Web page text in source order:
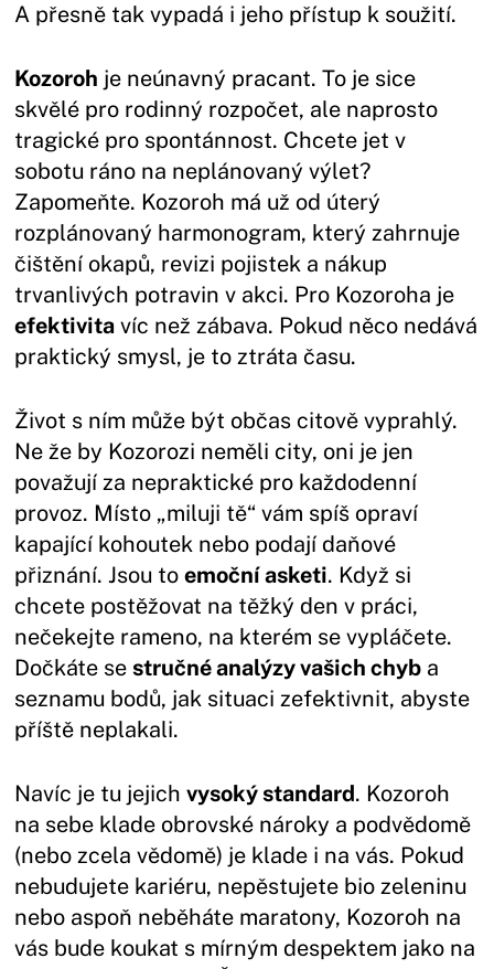
A přesně tak vypadá i jeho přístup k soužití.
Kozoroh je neúnavný pracant. To je sice
skvělé pro rodinný rozpočet, ale naprosto
tragické pro spontánnost. Chcete jet v
sobotu ráno na neplánovaný výlet?
Zapomeňte. Kozoroh má už od úterý
rozplánovaný harmonogram, který zahrnuje
čištění okapů, revizi pojistek a nákup
trvanlivých potravin v akci. Pro Kozoroha je
efektivita víc než zábava. Pokud něco nedává
praktický smysl, je to ztráta času.
Život s ním může být občas citově vyprahlý.
Ne že by Kozorozi neměli city, oni je jen
považují za nepraktické pro každodenní
provoz. Místo „miluji tě“ vám spíš opraví
kapající kohoutek nebo podají daňové
přiznání. Jsou toemoční asketi. Když si
chcete postěžovat na těžký den v práci,
nečekejte rameno, na kterém se vypláčete.
Dočkáte sestručné analýzy vašich chyb a
seznamu bodů, jak situaci zefektivnit, abyste
příště neplakali.
Navíc je tu jejichvysoký standard. Kozoroh
na sebe klade obrovské nároky a podvědomě
(nebo zcela vědomě) je klade i na vás. Pokud
nebudujete kariéru, nepěstujete bio zeleninu
nebo aspoň neběháte maratony, Kozoroh na
vás bude koukat s mírným despektem jako na